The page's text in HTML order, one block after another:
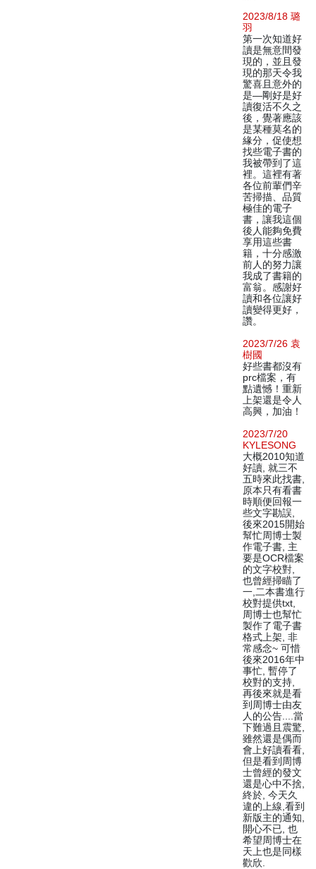
2023/8/18 璐
羽
第一次知道好
讀是無意間發
現的，並且發
現的那天令我
驚喜且意外的
是—剛好是好
讀復活不久之
後，覺著應該
是某種莫名的
緣分，促使想
找些電子書的
我被帶到了這
裡。這裡有著
各位前輩們辛
苦掃描、品質
極佳的電子
書，讓我這個
後人能夠免費
享用這些書
籍，十分感激
前人的努力讓
我成了書籍的
富翁。感謝好
讀和各位讓好
讀變得更好，
讚。
2023/7/26 袁
樹國
好些書都沒有
prc檔案，有
點遺憾！重新
上架還是令人
高興，加油！
2023/7/20
KYLESONG
大概2010知道
好讀, 就三不
五時來此找書,
原本只有看書
時順便回報一
些文字勘誤,
後來2015開始
幫忙周博士製
作電子書, 主
要是OCR檔案
的文字校對,
也曾經掃瞄了
一,二本書進行
校對提供txt,
周博士也幫忙
製作了電子書
格式上架, 非
常感念~ 可惜
後來2016年中
事忙, 暫停了
校對的支持,
再後來就是看
到周博士由友
人的公告....當
下難過且震驚,
雖然還是偶而
會上好讀看看,
但是看到周博
士曾經的發文
還是心中不捨,
終於, 今天久
違的上線,看到
新版主的通知,
開心不已, 也
希望周博士在
天上也是同樣
歡欣.